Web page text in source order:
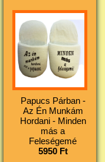
Papucs Párban -
Az Én Munkám
Hordani - Minden
más a
Feleségemé
5950 Ft